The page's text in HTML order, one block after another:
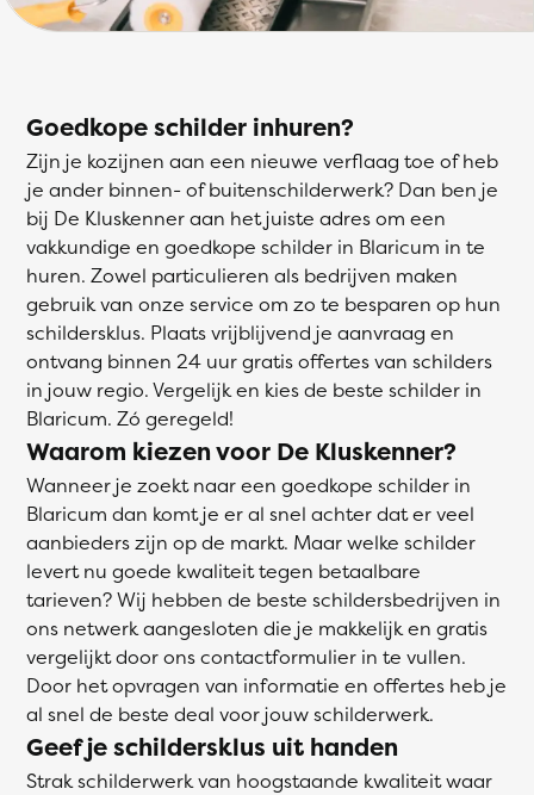
Goedkope schilder inhuren?
Zijn je kozijnen aan een nieuwe verflaag toe of heb
je ander binnen- of buitenschilderwerk? Dan ben je
bij De Kluskenner aan het juiste adres om een
vakkundige en goedkope schilder in Blaricum in te
huren. Zowel particulieren als bedrijven maken
gebruik van onze service om zo te besparen op hun
schildersklus. Plaats vrijblijvend je aanvraag en
ontvang binnen 24 uur gratis offertes van schilders
in jouw regio. Vergelijk en kies de beste schilder in
Blaricum. Zó geregeld!
Waarom kiezen voor De Kluskenner?
Wanneer je zoekt naar een goedkope schilder in
Blaricum dan komt je er al snel achter dat er veel
aanbieders zijn op de markt. Maar welke schilder
levert nu goede kwaliteit tegen betaalbare
tarieven? Wij hebben de beste schildersbedrijven in
ons netwerk aangesloten die je makkelijk en gratis
vergelijkt door ons contactformulier in te vullen.
Door het opvragen van informatie en offertes heb je
al snel de beste deal voor jouw schilderwerk.
Geef je schildersklus uit handen
Strak schilderwerk van hoogstaande kwaliteit waar